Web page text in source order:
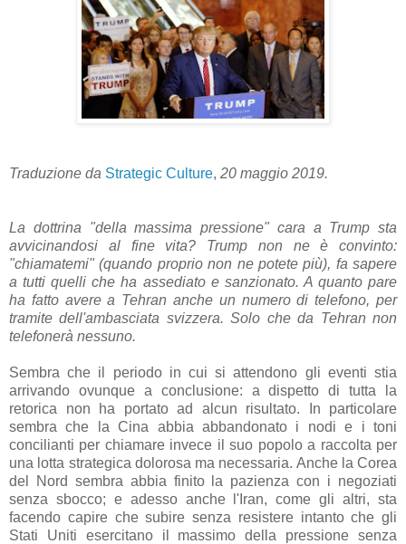
Traduzione da Strategic Culture, 20 maggio 2019.
La dottrina "della massima pressione" cara a Trump sta
avvicinandosi al fine vita? Trump non ne è convinto:
"chiamatemi" (quando proprio non ne potete più), fa sapere
a tutti quelli che ha assediato e sanzionato. A quanto pare
ha fatto avere a Tehran anche un numero di telefono, per
tramite dell'ambasciata svizzera. Solo che da Tehran non
telefonerà nessuno.
Sembra che il periodo in cui si attendono gli eventi stia
arrivando ovunque a conclusione: a dispetto di tutta la
retorica non ha portato ad alcun risultato. In particolare
sembra che la Cina abbia abbandonato i nodi e i toni
concilianti per chiamare invece il suo popolo a raccolta per
una lotta strategica dolorosa ma necessaria. Anche la Corea
del Nord sembra abbia finito la pazienza con i negoziati
senza sbocco; e adesso anche l'Iran, come gli altri, sta
facendo capire che subire senza resistere intanto che gli
Stati Uniti esercitano il massimo della pressione senza